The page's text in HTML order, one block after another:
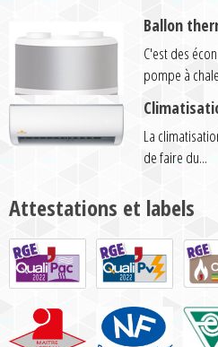
Ballon
C'est des
pompe à
La
de faire du...
Attestations et labels